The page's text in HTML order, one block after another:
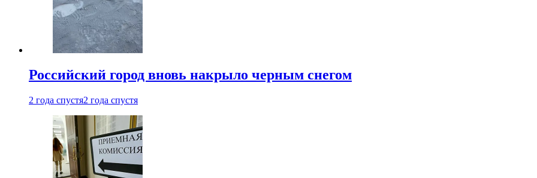
Российский город вновь накрыло черным снегом
2 года спустя2 года спустя